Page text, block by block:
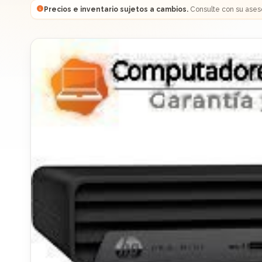
Precios e inventario sujetos a cambios.Consulte con su